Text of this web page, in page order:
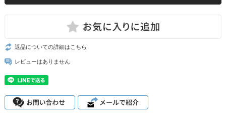
返品についての詳細はこちら
レビューはありません